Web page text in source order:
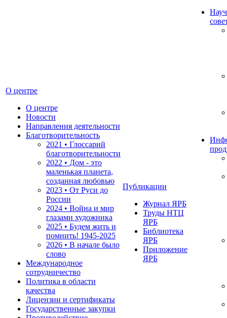
О центре
О центре
Новости
Направления деятельности
Благотворительность
2021 • Глоссарий
благотворительности
2022 • Дом - это
маленькая планета,
созданная любовью
2023 • От Руси до
России
2024 • Война и мир
глазами художника
2025 • Будем жить и
помнить! 1945-2025
2026 • В начале было
слово
Международное
сотрудничество
Политика в области
качества
Лицензии и сертификаты
Государственные закупки
Публикации
Журнал ЯРБ
Труды НТЦ
ЯРБ
Библиотека
ЯРБ
Приложение
ЯРБ